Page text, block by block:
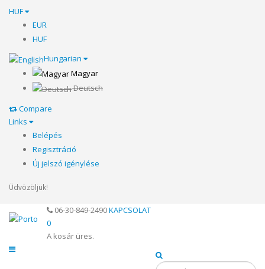
HUF
EUR
HUF
Hungarian
Magyar
Deutsch
Compare
Links
Belépés
Regisztráció
Új jelszó igénylése
Üdvözöljük!
06-30-849-2490KAPCSOLAT
0
A kosár üres.